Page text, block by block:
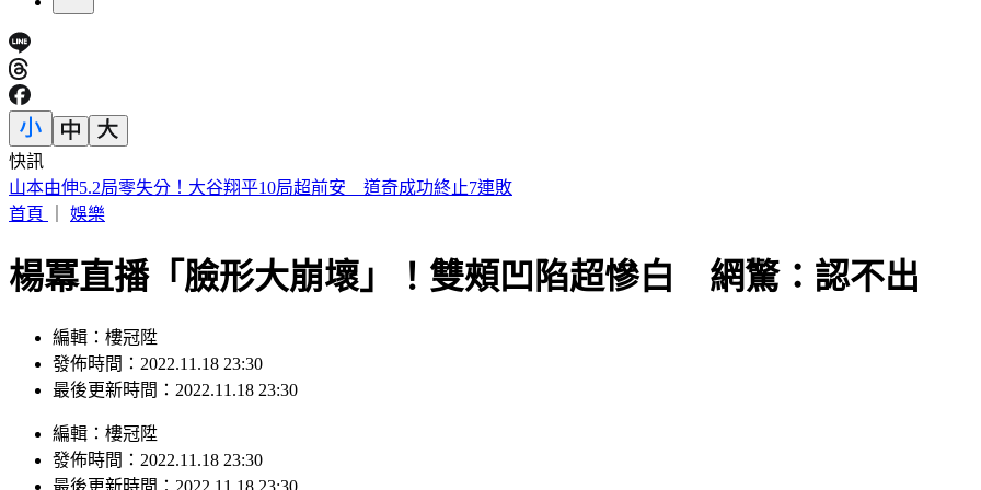
快訊
濱海作戰區指揮部首次參訓！驗證近岸打擊、反制共軍登陸
首頁
娛樂
楊冪直播「臉形大崩壞」！雙頰凹陷超慘白 網驚：認不出
編輯：樓冠陞
發佈時間：2022.11.18 23:30
最後更新時間：2022.11.18 23:30
編輯 ： 樓冠陞
發佈時間： 2022.11.18 23:30
最後更新時間： 2022.11.18 23:30